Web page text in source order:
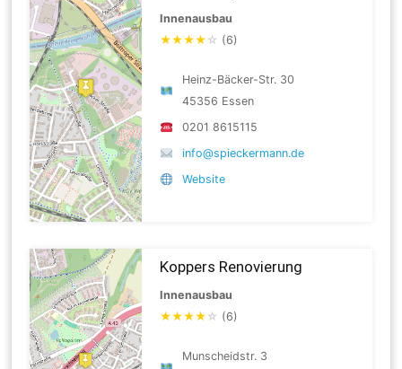
Innenausbau
★★★★ ☆ (6)
Heinz-Bäcker-Str. 30
45356 Essen
0201 8615115
info@spieckermann.de
Website
Koppers Renovierung
Innenausbau
★★★★ ☆ (6)
Munscheidstr. 3